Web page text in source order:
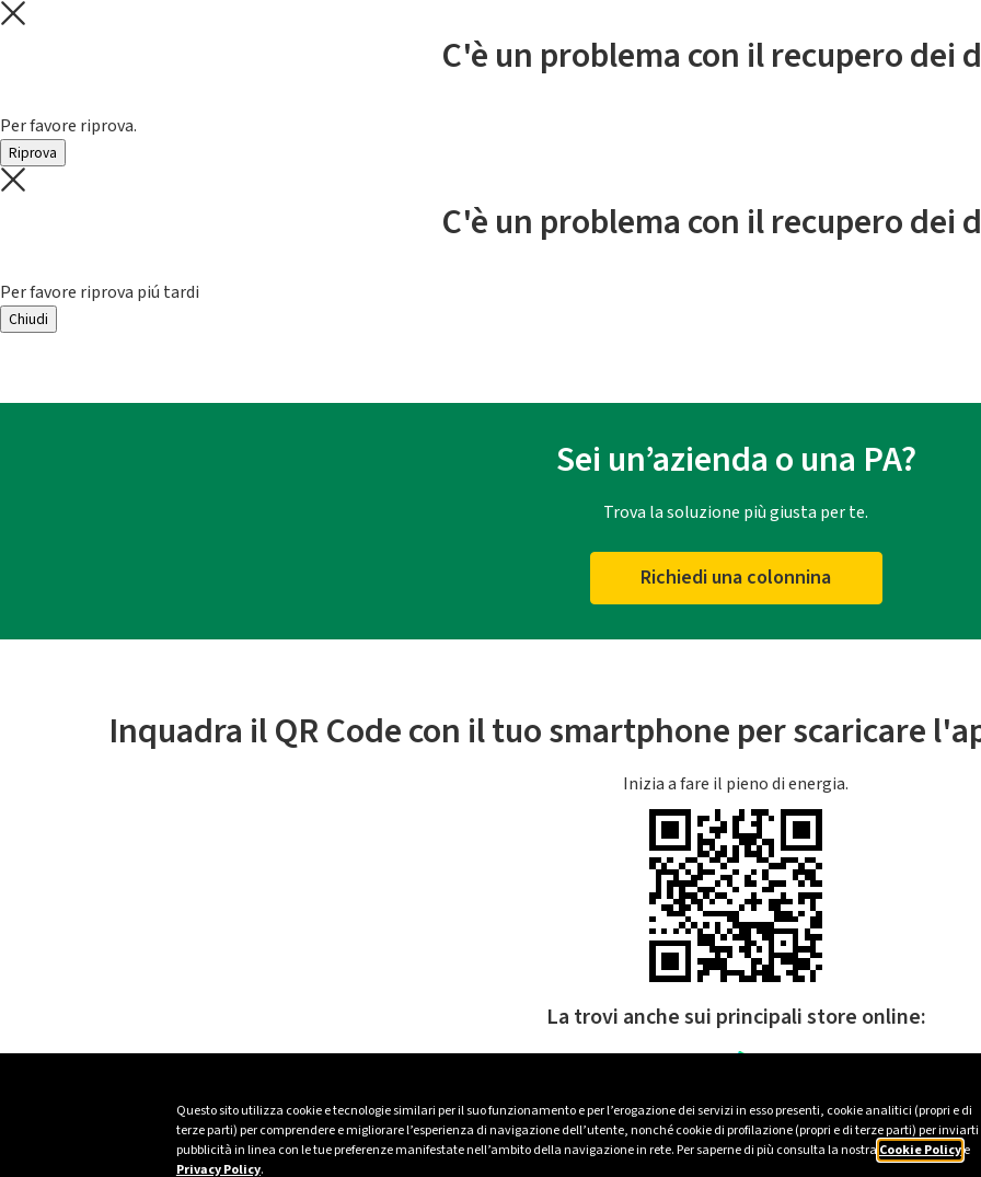
Questo sito utilizza cookie e tecnologie similari per il suo funzionamento e per l’erogazione dei servizi in esso presenti, cookie analitici (propri e di
terze parti) per comprendere e migliorare l’esperienza di navigazione dell’utente, nonché cookie di profilazione (propri e di terze parti) per inviarti
pubblicità in linea con le tue preferenze manifestate nell’ambito della navigazione in rete. Per saperne di più consulta la nostra Cookie Policye
Privacy Policy.
C'è un problema con il recupero dei
Per favore riprova.
Riprova
C'è un problema con il recupero dei
Per favore riprova piú tardi
Chiudi
Sei un’azienda o una PA?
Trova la soluzione più giusta per te.
Richiedi una colonnina
Inquadra il QR Code con il tuo smartphone per scaricare
Inizia a fare il pieno di energia.
La trovi anche sui principali store online: